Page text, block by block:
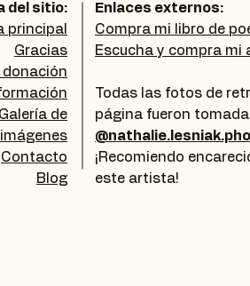
del sitio:
principal
Gracias
donación
Galería de
imágenes
Contacto
Blog
Todas las fotos de
página fueron
¡Recomiendo
este artista!
Enlaces externos:
Compra mi libro de
Escucha y compra mi